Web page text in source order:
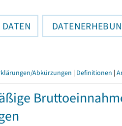
Abkürzungen | Definitionen |